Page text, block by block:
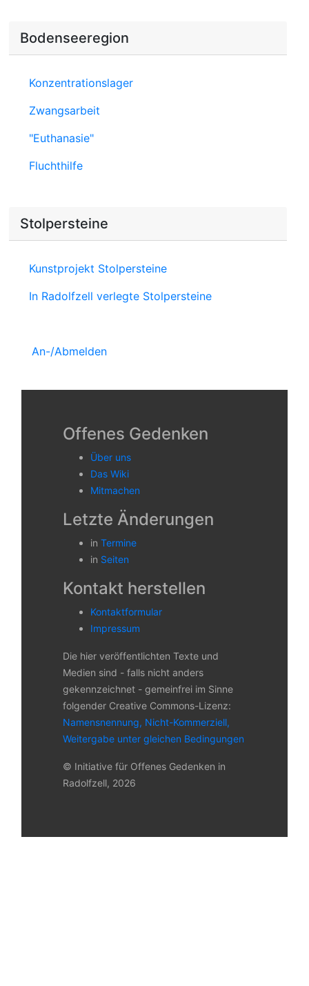
Bodenseeregion
Konzentrationslager
Zwangsarbeit
"Euthanasie"
Fluchthilfe
Stolpersteine
Kunstprojekt Stolpersteine
In Radolfzell verlegte Stolpersteine
An-/Abmelden
Offenes Gedenken
Über uns
Das Wiki
Mitmachen
Letzte Änderungen
in Termine
in Seiten
Kontakt herstellen
Kontaktformular
Impressum
Die hier veröffentlichten Texte und
Medien sind - falls nicht anders
gekennzeichnet - gemeinfrei im Sinne
folgender Creative Commons-Lizenz:
Namensnennung, Nicht-Kommerziell,
Weitergabe unter gleichen Bedingungen
© Initiative für Offenes Gedenken in
Radolfzell, 2026